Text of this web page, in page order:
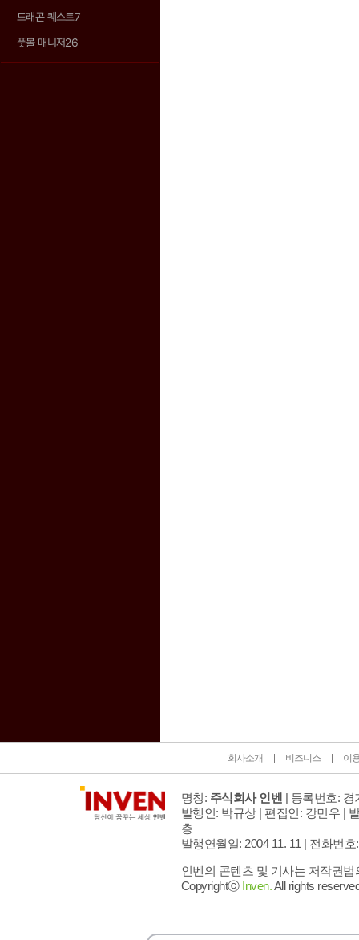
드래곤 퀘스트7
풋볼 매니저26
회사소개 비즈니스 이
명칭: 주식회사 인벤 | 등록번호: 경
발행인: 박규상 | 편집인: 강민우 |
층
발행연월일: 2004 11. 11 | 전화번호
인벤의 콘텐츠 및 기사는 저작권
Copyrightⓒ Inven.All rights